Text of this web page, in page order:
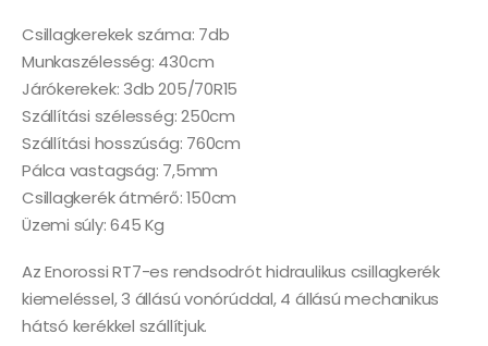
Csillagkerekek száma: 7db
Munkaszélesség: 430cm
Járókerekek: 3db 205/70R15
Szállítási szélesség: 250cm
Szállítási hosszúság: 760cm
Pálca vastagság: 7,5mm
Csillagkerék átmérő: 150cm
Üzemi súly: 645 Kg
Az Enorossi RT7-es rendsodrót hidraulikus csillagkerék
kiemeléssel, 3 állású vonórúddal, 4 állású mechanikus
hátsó kerékkel szállítjuk.